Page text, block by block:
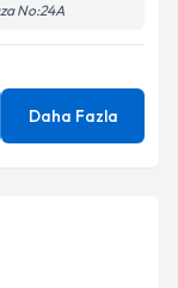
No:24A
Daha Fazla